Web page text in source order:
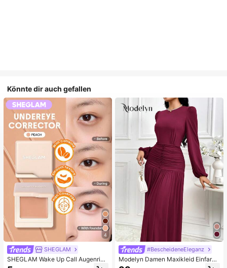
Könnte dir auch gefallen
4
SHEGLAM
SHEGLAM Wake Up Call Augenring
e Color Corrector-Peach Marken-S
#BescheideneEleganz
Modelyn Damen Maxikleid Einfarbi
g mit rundem Ausschnitt, Laternenä